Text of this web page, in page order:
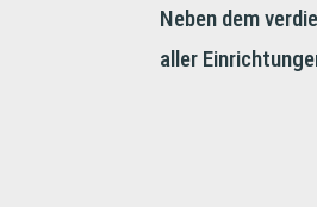
Neben dem
aller